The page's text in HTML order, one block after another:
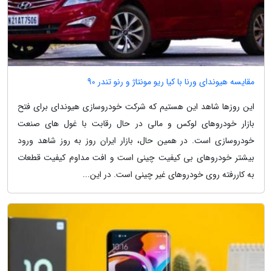
مقایسه هیوندای ورنا با کیا ریو مونتاژ و رنو تندر 90
این روزها شاهد این هستیم که شرکت خودروسازی هیوندای برای فتح
بازار خودروهای لوکس و مالی در حال رقابت با غول های صنعت
خودروسازی است. در همین حال، بازار ایران روز به روز شاهد ورود
بیشتر خودروهای بی کیفیت چینی است و افت مداوم کیفیت قطعات
به کاررفته روی خودروهای غیر چینی است. در این...